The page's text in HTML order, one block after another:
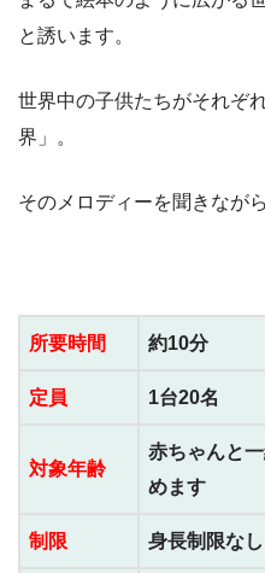
と誘います。
世界中の子供たちがそれぞ
界」。
そのメロディーを聞きなが
所要時間 約10分
定員 1台20名
対象年齢
赤ちゃんと
めます
制限 身長制限なし